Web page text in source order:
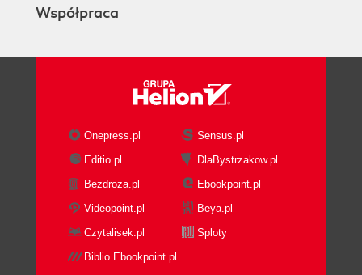
Współpraca
Onepress.pl
Sensus.pl
Editio.pl
DlaBystrzakow.pl
Bezdroza.pl
Ebookpoint.pl
Videopoint.pl
Beya.pl
Czytalisek.pl
Sploty
Biblio.Ebookpoint.pl